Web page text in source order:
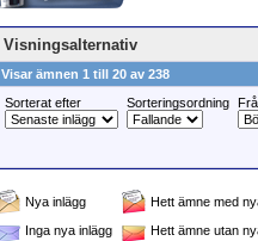
Visningsalternativ
Visar ämnen 1 till 20 av 238
Sorterat efter
Sorteringsordning
Nya inlägg
Hett ämne med
Inga nya inlägg
Hett ämne utan